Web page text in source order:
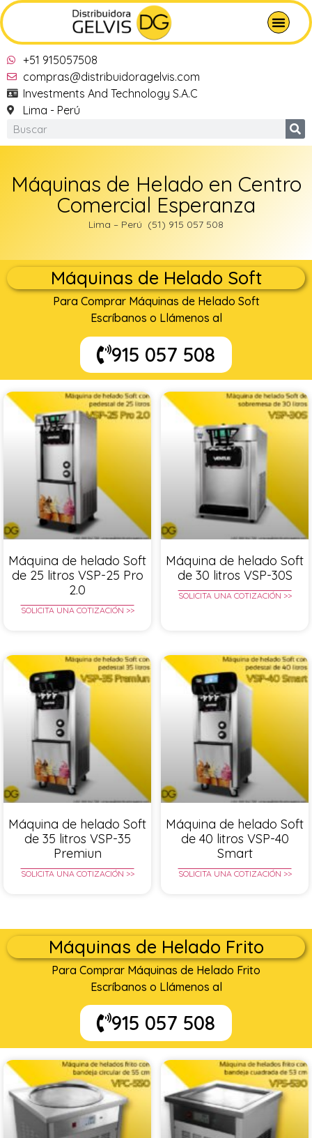
+51 915057508
compras@distribuidoragelvis.com
Investments And Technology S.A.C
Lima - Perú
Máquinas de Helado en Centro
Comercial Esperanza
Lima – Perú (51) 915 057 508
Máquinas de Helado Soft
Para Comprar Máquinas de Helado Soft
Escríbanos o Llámenos al
915 057 508
Máquina de helado Soft
de 25 litros VSP-25 Pro
2.0
SOLICITA UNA COTIZACIÓN >>
Máquina de helado Soft
de 30 litros VSP-30S
SOLICITA UNA COTIZACIÓN >>
Máquina de helado Soft
de 35 litros VSP-35
Premiun
SOLICITA UNA COTIZACIÓN >>
Máquina de helado Soft
de 40 litros VSP-40
Smart
SOLICITA UNA COTIZACIÓN >>
Máquinas de Helado Frito
Para Comprar Máquinas de Helado Frito
Escríbanos o Llámenos al
915 057 508